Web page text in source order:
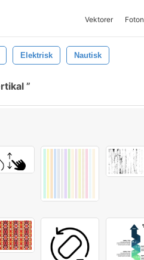
Vektorer Foton
Elektrisk Nautisk